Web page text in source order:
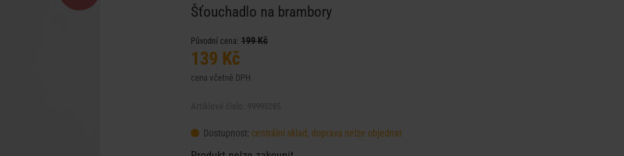
Šťouchadlo na brambory
Původní cena: 199 Kč
139 Kč
cena včetně DPH
Dostupnost: centrální sklad, doprava nelze objednat